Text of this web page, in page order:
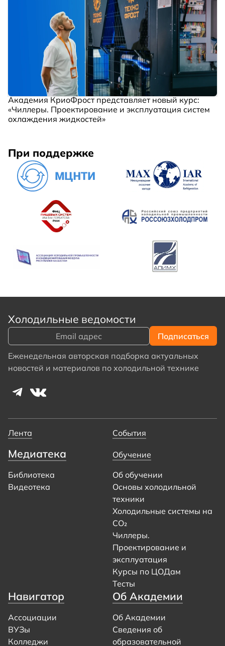
Академия КриоФрост представляет новый курс:
«Чиллеры. Проектирование и эксплуатация систем
охлаждения жидкостей»
При поддержке
Холодильные ведомости
Еженедельная авторская подборка актуальных
новостей и материалов по холодильной технике
Лента События
Медиатека
Библиотека
Видеотека
Обучение
Об обучении
Основы холодильной
техники
Холодильные системы на
CO₂
Чиллеры.
Проектирование и
эксплуатация
Курсы по ЦОДам
Тесты
Навигатор
Ассоциации
ВУЗы
Колледжи
Об Академии
Об Академии
Сведения об
образовательной